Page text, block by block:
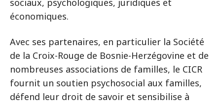
sociaux, psychologiques, juridiques et
économiques.
Avec ses partenaires, en particulier la Société
de la Croix-Rouge de Bosnie-Herzégovine et de
nombreuses associations de familles, le CICR
fournit un soutien psychosocial aux familles,
défend leur droit de savoir et sensibilise à